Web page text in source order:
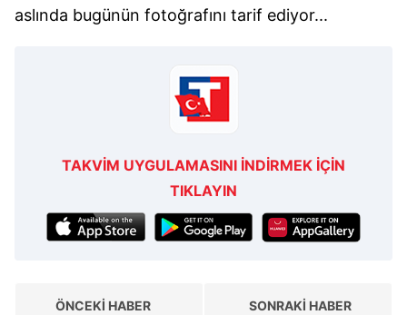
aslında bugünün fotoğrafını tarif ediyor...
TAKVİM UYGULAMASINI İNDİRMEK İÇİN
TIKLAYIN
ÖNCEKİ HABER SONRAKİ HABER